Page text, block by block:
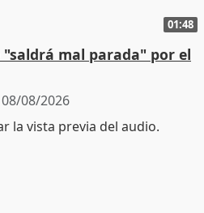
01:48
mal parada" por el
08/08/2026